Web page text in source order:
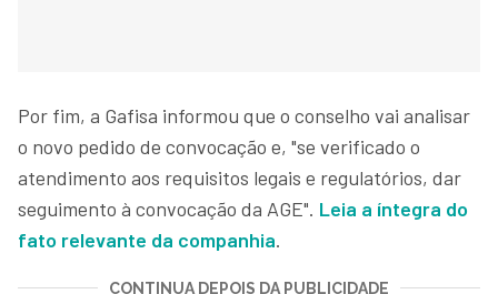
Por fim, a Gafisa informou que o conselho vai analisar
o novo pedido de convocação e, "se verificado o
atendimento aos requisitos legais e regulatórios, dar
seguimento à convocação da AGE". Leia a íntegra do
fato relevante da companhia.
CONTINUA DEPOIS DA PUBLICIDADE